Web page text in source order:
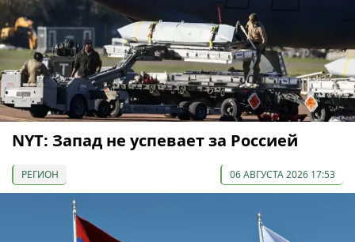
NYT: Запад не успевает за Россией
РЕГИОН 06 АВГУСТА 2026 17:53